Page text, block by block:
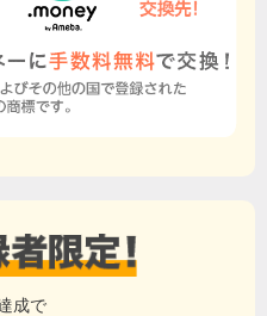
成で